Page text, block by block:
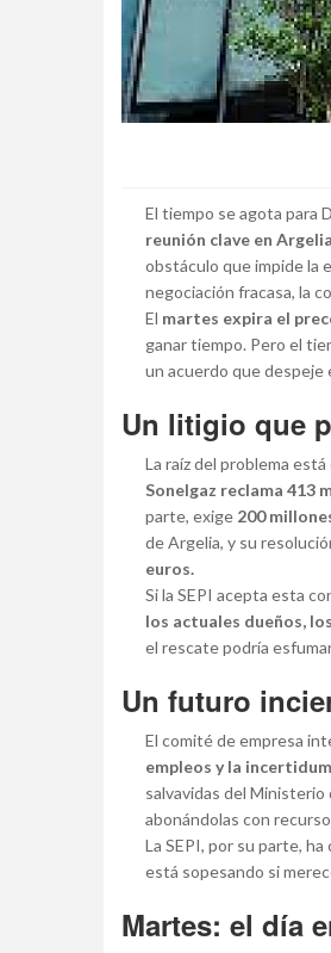
El tiempo se agota para
reunión clave en
obstáculo que impide la
negociación fracasa, la
El martes expira el
ganar tiempo. Pero el
un acuerdo que despeje
Un litigio que
La raíz del problema
Sonelgaz reclama 413
parte, exige 200
de Argelia, y su
euros.
Si la SEPI acepta esta
los actuales dueños,
el rescate podría
Un futuro
El comité de empresa
empleos y la
salvavidas del Ministerio
abonándolas con
La SEPI, por su parte,
está sopesando si
Martes: el día